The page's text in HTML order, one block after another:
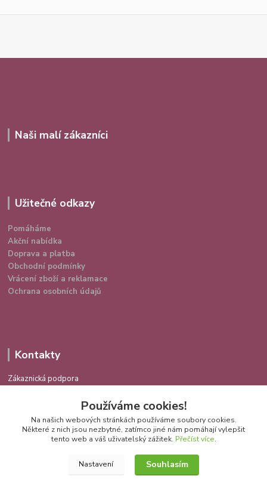
Naši malí zákazníci
Užitečné odkazy
Pomáháme
Akční nabídka
Doprava a platba
Obchodní podmínky
Vrácení zboží a reklamace
Ochrana osobních údajů
Kontakty
Zákaznická podpora
info@spokojenakocka.cz
Používáme cookies!
Na našich webových stránkách používáme soubory cookies.
Některé z nich jsou nezbytné, zatímco jiné nám pomáhají vylepšit
tento web a váš uživatelský zážitek. Přečíst více.
Nastavení Souhlasím